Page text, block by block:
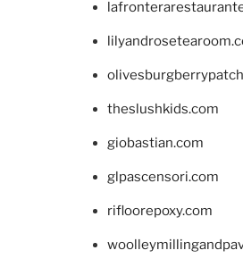
theslushkids.com
giobastian.com
glpascensori.com
rifloorepoxy.com